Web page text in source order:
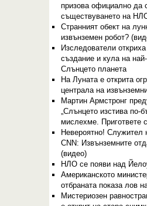
призова официално да
съществуването на
Странният обект на
извънземен робот?
Изследователи
създание и кула на
Слънцето планета
На Луната е открита
централа на
Мартин Армстронг
„Слънцето изстива по-
мислехме. Пригответе
Невероятно! Служител
CNN: Извънземните
(видео)
НЛО се появи над
Американското
отбраната показа лов
Мистериозен